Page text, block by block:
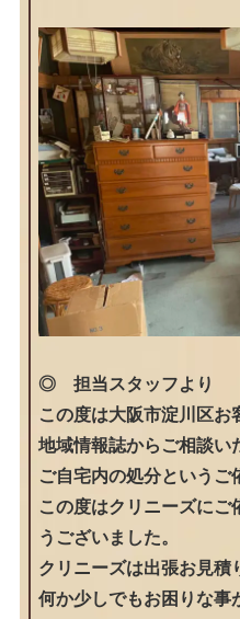
◎ 担当スタッフより
この度は大阪市淀川区お
地域情報誌からご相談い
ご自宅内の処分というご
この度はクリニーズにご
うございました。
クリニーズは出張お見積
何か少しでもお困りな事